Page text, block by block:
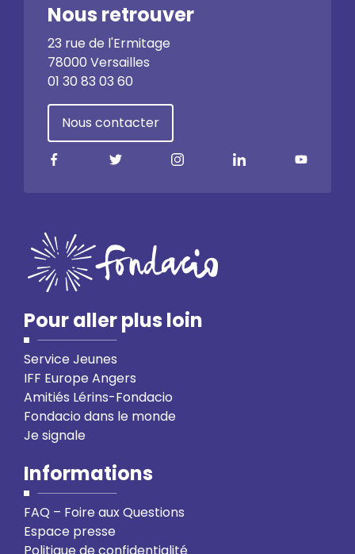
Nous retrouver
23 rue de l'Ermitage
78000 Versailles
01 30 83 03 60
Nous contacter
Pour aller plus loin
Service Jeunes
IFF Europe Angers
Amitiés Lérins-Fondacio
Fondacio dans le monde
Je signale
Informations
FAQ – Foire aux Questions
Espace presse
Politique de confidentialité